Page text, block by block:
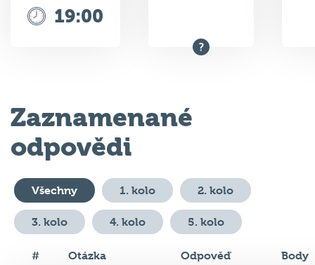
19:00
Zaznamenané
odpovědi
Všechny 1. kolo 2. kolo
3. kolo 4. kolo 5. kolo
# Otázka Odpověď Body